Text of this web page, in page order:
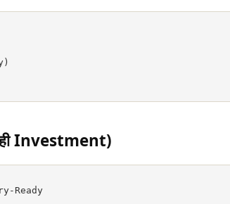
Investment)
Ready